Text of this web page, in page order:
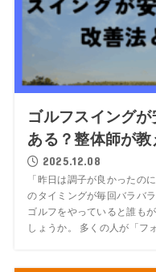
ゴルフスイング
ある？整体師が
2025.12.08
「昨日は調子が良かったの
のタイミングが毎回バラバ
ゴルフをやっていると誰も
しょうか。 多くの人が「フ